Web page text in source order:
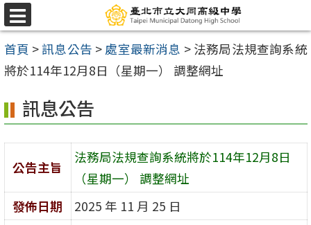
跳
至
主
要
容
區
選
單
首頁 >訊息公告 > 處室最新消息 > 法務局法規查詢系統
將於114年12月8日（星期一） 調整網址
訊息公告
公告主旨
法務局法規查詢系統將於114年12月8日
（星期一） 調整網址
發佈日期
2025 年 11 月 25 日